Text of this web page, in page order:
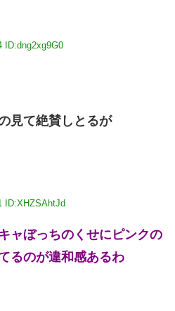
ID:dng2xg9G0
見て絶賛しとるが
ID:XHZSAhtJd
ャぼっちのくせにピンクの
るのが違和感あるわ